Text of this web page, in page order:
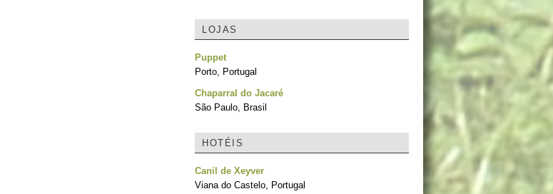
LOJAS
Puppet
Porto, Portugal
Chaparral do Jacaré
São Paulo, Brasil
HOTÉIS
Canil de Xeyver
Viana do Castelo, Portugal